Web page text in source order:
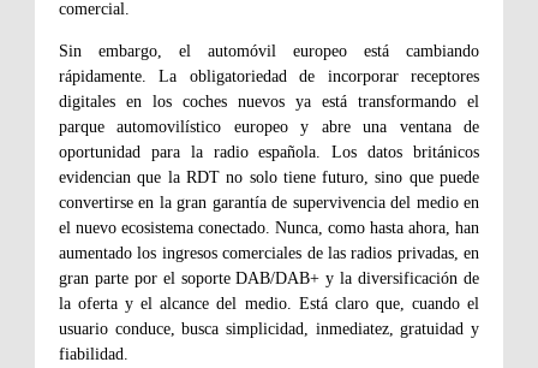
comercial.
Sin embargo, el automóvil europeo está cambiando
rápidamente. La obligatoriedad de incorporar receptores
digitales en los coches nuevos ya está transformando el
parque automovilístico europeo y abre una ventana de
oportunidad para la radio española. Los datos británicos
evidencian que la RDT no solo tiene futuro, sino que puede
convertirse en la gran garantía de supervivencia del medio en
el nuevo ecosistema conectado. Nunca, como hasta ahora, han
aumentado los ingresos comerciales de las radios privadas, en
gran parte por el soporte DAB/DAB+ y la diversificación de
la oferta y el alcance del medio. Está claro que, cuando el
usuario conduce, busca simplicidad, inmediatez, gratuidad y
fiabilidad.